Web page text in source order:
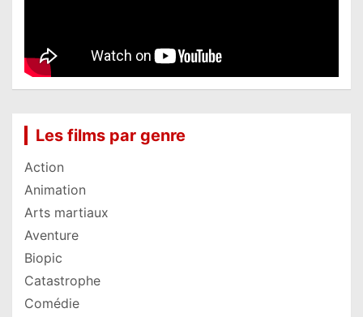
Les films par genre
Action
Animation
Arts martiaux
Aventure
Biopic
Catastrophe
Comédie